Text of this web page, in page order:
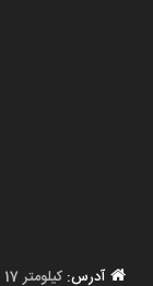
آدرس: